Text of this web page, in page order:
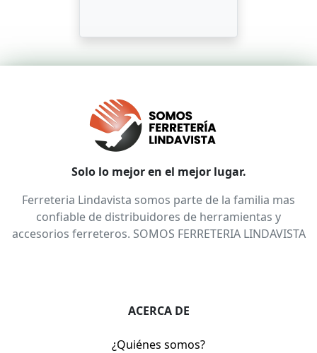
Solo lo mejor en el mejor lugar.
Ferreteria Lindavista somos parte de la familia mas
confiable de distribuidores de herramientas y
accesorios ferreteros. SOMOS FERRETERIA LINDAVISTA
ACERCA DE
¿Quiénes somos?